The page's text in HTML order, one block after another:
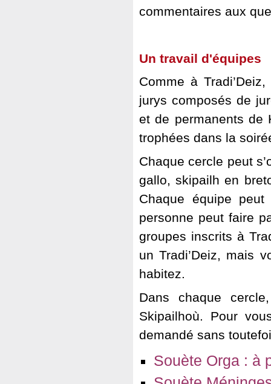
commentaires aux
Un travail d'équipes
Comme à
jurys composés de
et de permanents de
trophées dans la
Chaque cercle peut
gallo, skipailh en
Chaque équipe
personne peut faire
groupes inscrits à
un Tradi’Deiz, mais
habitez.
Dans chaque
Skipailhoù. Pour
demandé sans
Souète Orga : à